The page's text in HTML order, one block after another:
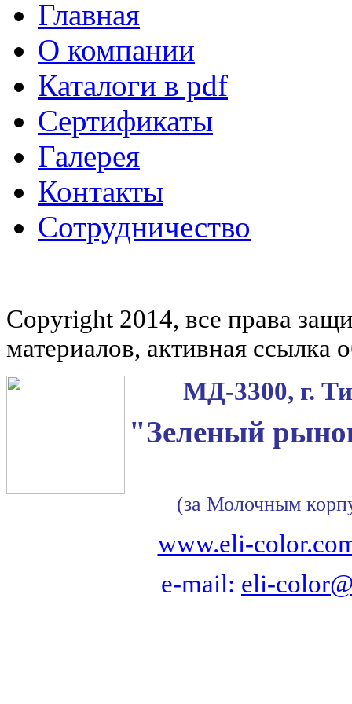
Главная
О компании
Каталоги в pdf
Сертификаты
Галерея
Контакты
Сотрудничество
Copyright 2014, все права
материалов, активная ссылка
МД-3300, г.
"Зеленый
(за Молочным
www.eli-
e-mail: eli-